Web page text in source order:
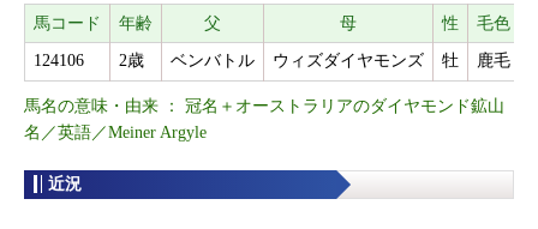
馬コード 年齢 父 母 性 毛色
124106 2歳 ベンバトル ウィズダイヤモンズ 牡 鹿毛
馬名の意味・由来 ： 冠名＋オーストラリアのダイヤモンド鉱山
名／英語／Meiner Argyle
近況
費用と分配等
クラブ規約
募集馬情報一覧
出走確定
出走結果
所属馬情報
所属馬一覧
近況
リンク集
リンク集
お問い合わせ